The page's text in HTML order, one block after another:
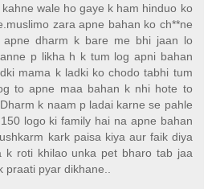
wale ho gaye k ham hinduo ko
zara apne bahan ko ch**ne
dharm k bare me bhi jaan lo
p likha h k tum log apni bahan
mama k ladki ko chodo tabhi tum
to apne maa bahan k nhi hote to
k naam p ladai karne se pahle
logo ki family hai na apne bahan
kark paisa kiya aur faik diya
k roti khilao unka pet bharo tab jaa
pyar dikhane..